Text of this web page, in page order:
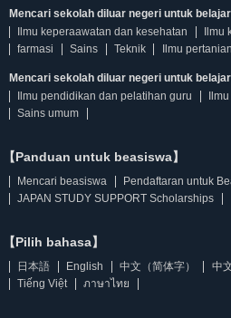
Mencari sekolah diluar negeri untuk
Ilmu keperaawatan dan kesehatan
Ilmu
farmasi
Sains Teknik Ilmu
Mencari sekolah diluar negeri untuk
Ilmu pendidikan dan pelatihan guru
Sains umum
【Panduan untuk beasiswa】
Mencari beasiswa
Pendaftaran untuk
JAPAN STUDY SUPPORT Scholarships
【Pilih bahasa】
日本語 English 中文（简体字） 中
Tiếng Việt
ภาษาไทย